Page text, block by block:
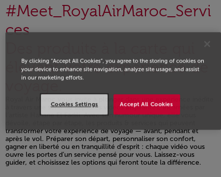
#Meet_RoyalAirMaroc_Servi
ces
élèvent votre expérience de
voyage.
à travers une série de capsules vidéos inspirantes, incarnées par
l’artiste Hanane El Fadili. Avec son humour unique, elle vous
transformer votre expérience de voyage — avant, pendant et
après le vol. Préparer son départ, personnaliser son confort,
gagner en liberté ou en tranquillité d’esprit : chaque vidéo vous
ouvre les portes d’un service pensé pour vous. Laissez-vous
guider, et choisissez les options qui feront toute la différence.
By clicking “Accept All Cookies”, you agree to the storing of cookies on
your device to enhance site navigation, analyze site usage, and assist
in our marketing efforts.
Accept All Cookies
Cookies Settings